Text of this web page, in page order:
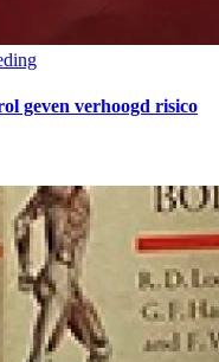
geven verhoogd risico